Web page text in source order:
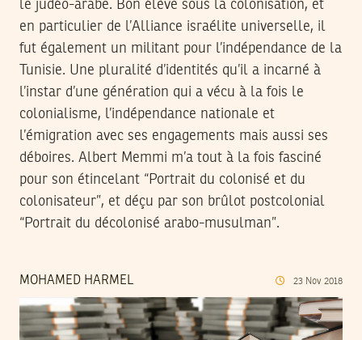
le judéo-arabe. Bon élève sous la colonisation, et
en particulier de l’Alliance israélite universelle, il
fut également un militant pour l’indépendance de la
Tunisie. Une pluralité d’identités qu’il a incarné à
l’instar d’une génération qui a vécu à la fois le
colonialisme, l’indépendance nationale et
l’émigration avec ses engagements mais aussi ses
déboires. Albert Memmi m’a tout à la fois fasciné
pour son étincelant “Portrait du colonisé et du
colonisateur”, et déçu par son brûlot postcolonial
“Portrait du décolonisé arabo-musulman”.
MOHAMED HARMEL 23 Nov 2018